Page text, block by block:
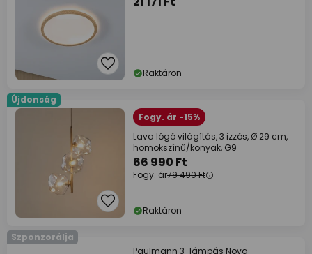
Raktáron
Újdonság
Fogy. ár -15%
Lava lógó világítás, 3 izzós, Ø 29 cm,
homokszínű/konyak, G9
66 990 Ft
Fogy. ár79 490 Ft
Raktáron
Szponzorálja
Paulmann 3-lámpás Nova